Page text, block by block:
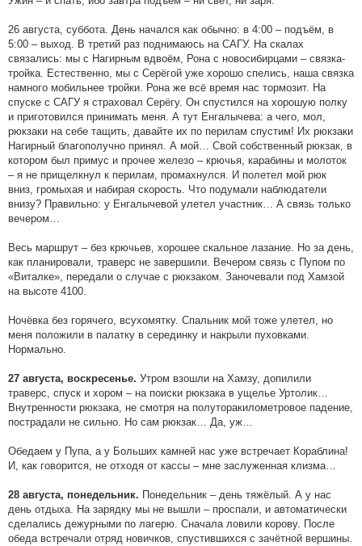
26 августа, суббота. День начался как обычно: в 4:00 – подъём, в
5:00 – выход. В третий раз поднимаюсь на САГУ. На скалах
связались: мы с Нагирным вдвоём, Рона с новосибирцами – связка-
тройка. Естественно, мы с Серёгой уже хорошо спелись, наша связка
намного мобильнее тройки. Рона же всё время нас тормозит. На
спуске с САГУ я страховал Серёгу. Он спустился на хорошую полку
и приготовился принимать меня. А тут Енгалычева: а чего, мол,
рюкзаки на себе тащить, давайте их по перилам спустим! Их рюкзаки
Нагирный благополучно принял. А мой… Свой собственный рюкзак, в
котором был примус и прочее железо – крючья, карабины и молоток
– я не прищелкнул к перилам, промахнулся. И полетел мой рюк
вниз, громыхая и набирая скорость. Что подумали наблюдатели
внизу? Правильно: у Енгалычевой улетел участник… А связь только
вечером…
Весь маршрут – без крючьев, хорошее скальное лазание. Но за день,
как планировали, траверс не завершили. Вечером связь с Пупом по
«Виталке», передали о случае с рюкзаком. Заночевали под Хамзой
на высоте 4100.
Ночёвка без горячего, всухомятку. Спальник мой тоже улетел, но
меня положили в палатку в серединку и накрыли пуховками.
Нормально.
27 августа, воскресенье. Утром взошли на Хамзу, допилили
траверс, спуск и хором – на поиски рюкзака в ущелье Уртолик…
Внутренности рюкзака, не смотря на полуторакилометровое падение,
пострадали не сильно. Но сам рюкзак… Да, уж…
Обедаем у Пупа, а у Больших камней нас уже встречает Кораблина!
И, как говорится, не отходя от кассы – мне заслуженная клизма…
28 августа, понедельник. Понедельник – день тяжёлый. А у нас
день отдыха. На зарядку мы не вышли – проспали, и автоматически
сделались дежурными по лагерю. Сначала ловили корову. После
обеда встречали отряд новичков, спустившихся с зачётной вершины.